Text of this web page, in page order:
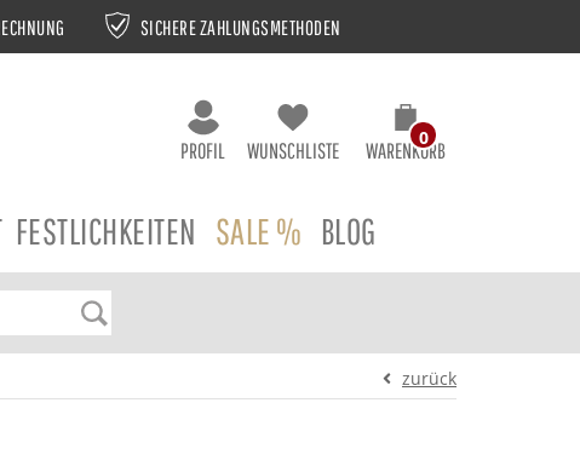
SICHERE ZAHLUNGSMETHODEN
PROFIL WUNSCHLISTE WARENKORB
0
FESTLICHKEITEN SALE % BLOG
zurück